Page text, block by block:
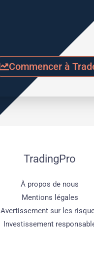
Commencer à
TradingPro
À propos de nous
Mentions légales
Avertissement sur les
Investissement